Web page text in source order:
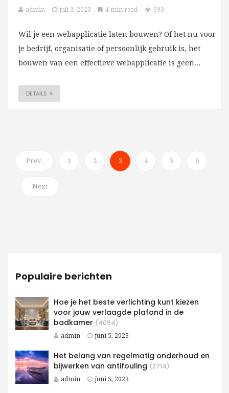
admin juli 3, 2023 4 min read 693
Wil je een webapplicatie laten bouwen? Of het nu voor
je bedrijf, organisatie of persoonlijk gebruik is, het
bouwen van een effectieve webapplicatie is geen...
DETAILS
Prev. 1 2 3 4 5 6
Next
Populaire berichten
Hoe je het beste verlichting kunt kiezen
voor jouw verlaagde plafond in de
badkamer (4094)
admin juni 5, 2023
Het belang van regelmatig onderhoud en
bijwerken van antifouling (2714)
admin juni 5, 2023